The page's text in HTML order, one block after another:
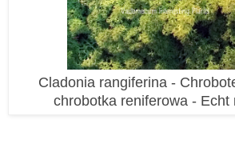
Cladonia rangiferina -
chrobotka reniferowa - Echt